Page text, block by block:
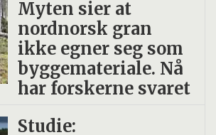
Myten sier at
nordnorsk gran
ikke egner seg som
byggemateriale. Nå
har forskerne svaret
Studie: